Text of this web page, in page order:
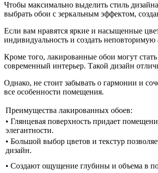
Чтобы максимально выделить стиль
выбрать обои с зеркальным эффектом,
Если вам нравятся яркие и насыщенные
индивидуальность и создать неповторимую
Кроме того, лакированные обои могут
современный интерьер. Такой дизайн
Однако, не стоит забывать о гармонии и
все особенности помещения.
Преимущества лакированных обоев:
• Глянцевая поверхность придает
элегантности.
• Большой выбор цветов и текстур
дизайн.
• Создают ощущение глубины и объема в